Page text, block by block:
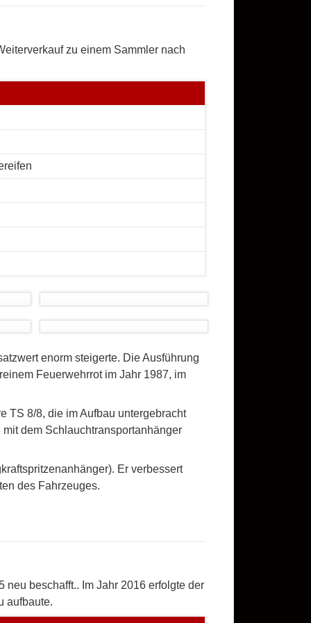
zu einem Sammler nach
enorm steigerte. Die Ausführung
Feuerwehrrot im Jahr 1987, im
TS 8/8, die im Aufbau untergebracht
dem Schlauchtransportanhänger
Er verbessert
des Fahrzeuges.
neu beschafft.. Im Jahr 2016 erfolgte der
aufbaute.